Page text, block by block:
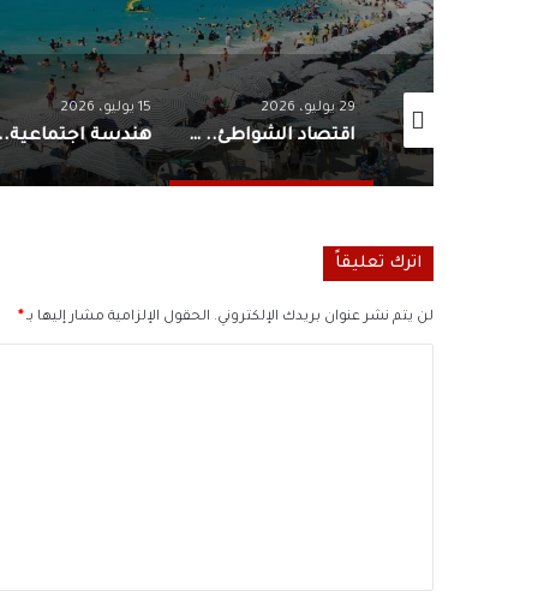
حسابات الضرورة: دلالات تنسيق الثانوية العامة 2026 على سوق العمل المصري
29 يوليو، 2026
اقتصاد الشواطئ.. بوصلة المصيفين وخريطة الدخل في مصر
15 يوليو، 2026
اترك تعليقاً
لن يتم نشر عنوان بريدك الإلكتروني. الحقول الإلزامية مشار إليها بـ*